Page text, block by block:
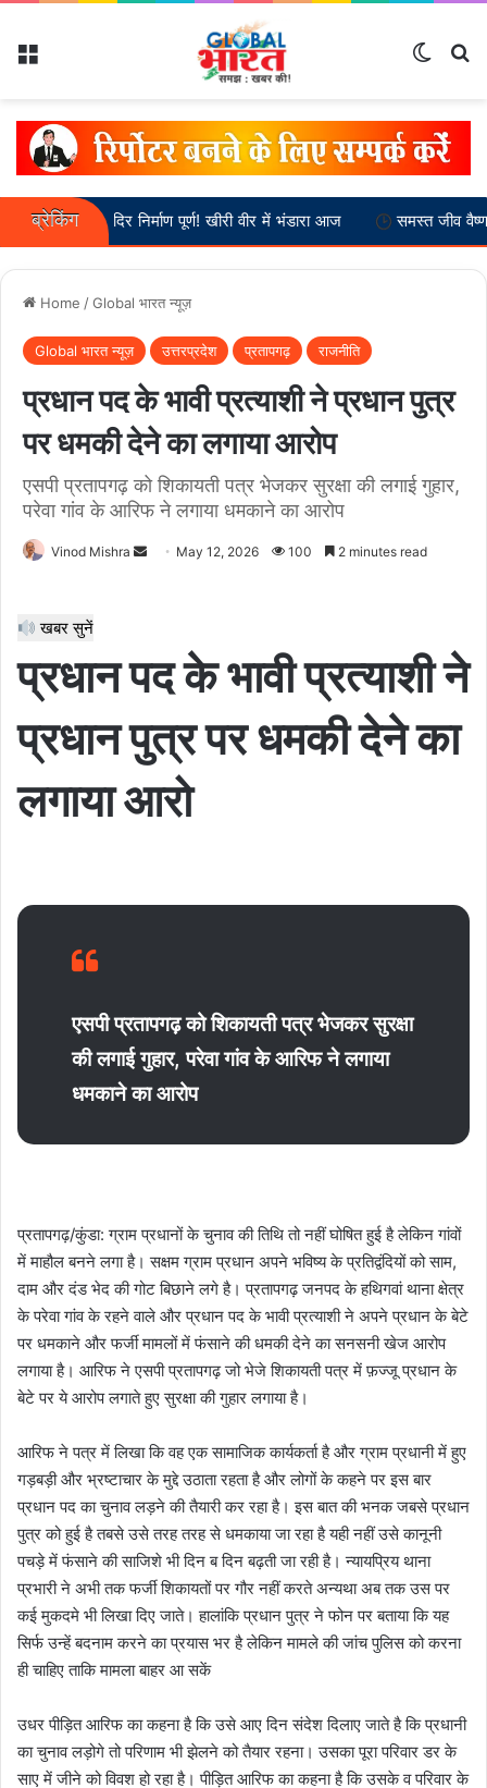
Menu
ब्रेकिंग
मंदिर निर्माण पूर्ण! खीरी वीर में भंडारा आज समस्त जीव वैष्णव हैं :--
Home /Global भारत न्यूज़
Global भारत न्यूज़ उत्तरप्रदेश प्रतापगढ़ राजनीति
प्रधान पद के भावी प्रत्याशी ने प्रधान पुत्र
पर धमकी देने का लगाया आरोप
एसपी प्रतापगढ़ को शिकायती पत्र भेजकर सुरक्षा की लगाई गुहार,
परेवा गांव के आरिफ ने लगाया धमकाने का आरोप
Vinod Mishra
Send May 12, 2026 100 2 minutes read
खबर सुनें
प्रधान पद के भावी प्रत्याशी ने
प्रधान पुत्र पर धमकी देने का
लगाया आरो
एसपी प्रतापगढ़ को शिकायती पत्र भेजकर सुरक्षा
की लगाई गुहार, परेवा गांव के आरिफ ने लगाया
धमकाने का आरोप
प्रतापगढ़/कुंडा: ग्राम प्रधानों के चुनाव की तिथि तो नहीं घोषित हुई है लेकिन गांवों
में माहौल बनने लगा है। सक्षम ग्राम प्रधान अपने भविष्य के प्रतिद्वंदियों को साम,
दाम और दंड भेद की गोट बिछाने लगे है। प्रतापगढ़ जनपद के हथिगवां थाना क्षेत्र
के परेवा गांव के रहने वाले और प्रधान पद के भावी प्रत्याशी ने अपने प्रधान के बेटे
पर धमकाने और फर्जी मामलों में फंसाने की धमकी देने का सनसनी खेज आरोप
लगाया है। आरिफ ने एसपी प्रतापगढ़ जो भेजे शिकायती पत्र में फ़ज्जू प्रधान के
बेटे पर ये आरोप लगाते हुए सुरक्षा की गुहार लगाया है।
आरिफ ने पत्र में लिखा कि वह एक सामाजिक कार्यकर्ता है और ग्राम प्रधानी में हुए
गड़बड़ी और भ्रष्टाचार के मुद्दे उठाता रहता है और लोगों के कहने पर इस बार
प्रधान पद का चुनाव लड़ने की तैयारी कर रहा है। इस बात की भनक जबसे प्रधान
पुत्र को हुई है तबसे उसे तरह तरह से धमकाया जा रहा है यही नहीं उसे कानूनी
पचड़े में फंसाने की साजिशे भी दिन ब दिन बढ़ती जा रही है। न्यायप्रिय थाना
प्रभारी ने अभी तक फर्जी शिकायतों पर गौर नहीं करते अन्यथा अब तक उस पर
कई मुकदमे भी लिखा दिए जाते। हालांकि प्रधान पुत्र ने फोन पर बताया कि यह
सिर्फ उन्हें बदनाम करने का प्रयास भर है लेकिन मामले की जांच पुलिस को करना
ही चाहिए ताकि मामला बाहर आ सकें
उधर पीड़ित आरिफ का कहना है कि उसे आए दिन संदेश दिलाए जाते है कि प्रधानी
का चुनाव लड़ोगे तो परिणाम भी झेलने को तैयार रहना। उसका पूरा परिवार डर के
साए में जीने को विवश हो रहा है। पीड़ित आरिफ का कहना है कि उसके व परिवार के